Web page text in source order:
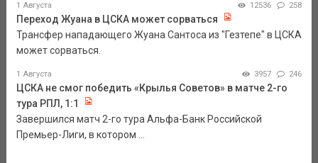
1 Августа 12536 258
Переход Жуана в ЦСКА может сорваться
Трансфер нападающего Жуана Сантоса из "Гезтепе" в ЦСКА
может сорваться.
1 Августа 3957 246
ЦСКА не смог победить «Крылья Советов» в матче 2-го
тура РПЛ, 1:1
Завершился матч 2-го тура Альфа-Банк Российской
Премьер-Лиги, в котором ...